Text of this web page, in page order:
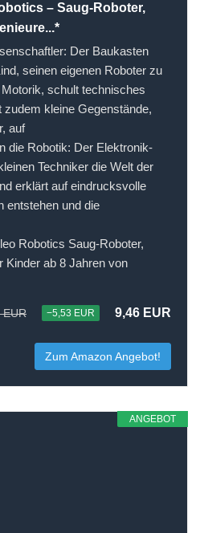
– Saug-Roboter,
Der Baukasten
seinen eigenen Roboter zu
schult technisches
zudem kleine Gegenstände,
auf
die Robotik: Der Elektronik-
Techniker die Welt der
erklärt auf eindrucksvolle
entstehen und die
Robotics Saug-Roboter,
Kinder ab 8 Jahren von
EUR −5,53 EUR 9,46 EUR
Zum Amazon Angebot!
ANGEBOT